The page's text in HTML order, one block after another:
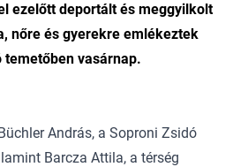
ezelőtt deportált és meggyilkolt
nőre és gyerekre emlékeztek
temetőben vasárnap.
András, a Soproni Zsidó
Barcza Attila, a térség